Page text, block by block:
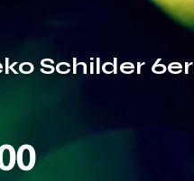
Schilder 6er
Preis